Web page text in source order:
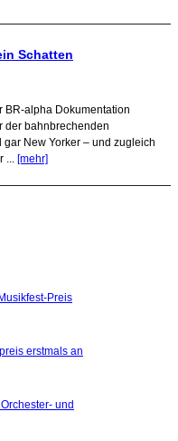
Schatten
BR-alpha Dokumentation
der bahnbrechenden
New Yorker – und zugleich
[mehr]
Preis
erstmals an
und